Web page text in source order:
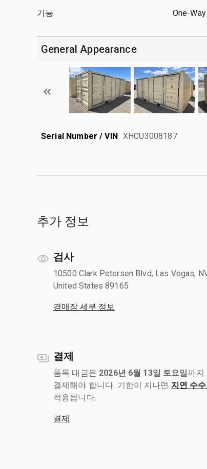
기능 One-Way
General Appearance
Serial Number / VIN XHCU3008187
추가 정보
검사
10500 Clark Petersen Blvd, Las Vegas,
United States 89165
경매장 세부 정보
결제
품목 대금은 2026년 6월 13일 토요일까지
결제해야 합니다. 기한이 지나면 지연 수수
적용됩니다.
결제